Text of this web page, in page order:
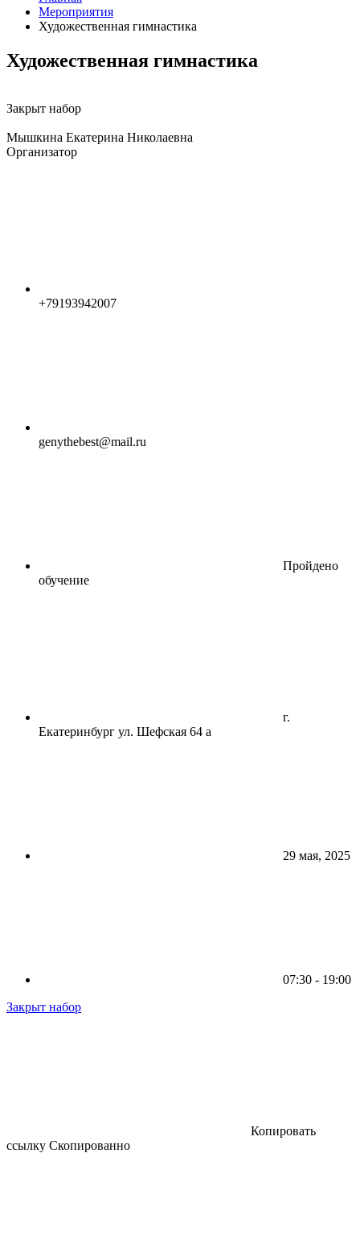
Мероприятия
Художественная гимнастика
Художественная гимнастика
Закрыт набор
Мышкина Екатерина Николаевна
Организатор
+79193942007
genythebest@mail.ru
Пройдено
обучение
г.
Екатеринбург ул. Шефская 64 а
29 мая, 2025
07:30 - 19:00
Закрыт набор
Копировать
ссылку Скопированно